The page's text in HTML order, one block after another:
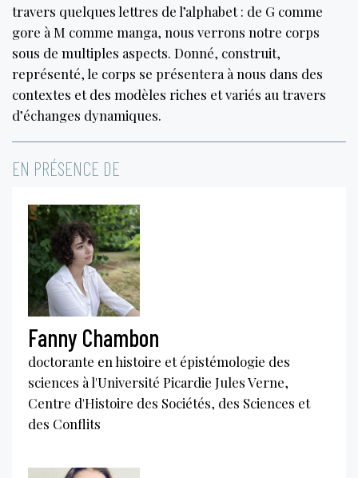
travers quelques lettres de l’alphabet : de G comme
gore à M comme manga, nous verrons notre corps
sous de multiples aspects. Donné, construit,
représenté, le corps se présentera à nous dans des
contextes et des modèles riches et variés au travers
d’échanges dynamiques.
EN PRÉSENCE DE
Fanny Chambon
doctorante en histoire et épistémologie des
sciences à l'Université Picardie Jules Verne,
Centre d'Histoire des Sociétés, des Sciences et
des Conflits